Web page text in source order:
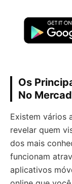
Os
No
Existem vários
revelar quem
dos mais
funcionam
aplicativos